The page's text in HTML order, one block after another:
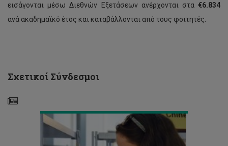
εισάγονται μέσω Διεθνών Εξετάσεων ανέρχονται στα €6.834
ανά ακαδημαϊκό έτος και καταβάλλονται από τους φοιτητές.
Σχετικοί Σύνδεσμοι
Προκήρυξη
θέσεων
Εξάμηνο
2019-